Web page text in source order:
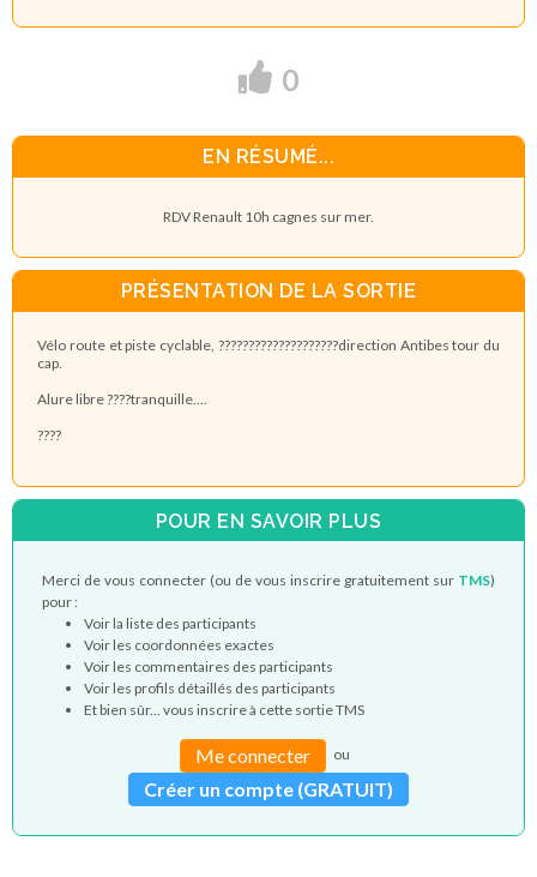
0
EN RÉSUMÉ...
RDV Renault 10h cagnes sur mer.
PRÉSENTATION DE LA SORTIE
Vélo route et piste cyclable, ????????????????????direction Antibes tour du
cap.
Alure libre ????tranquille....
????
POUR EN SAVOIR PLUS
Merci de vous connecter (ou de vous inscrire gratuitement sur TMS)
pour :
Voir la liste des participants
Voir les coordonnées exactes
Voir les commentaires des participants
Voir les profils détaillés des participants
Et bien sûr... vous inscrire à cette sortie TMS
Me connecter ou
Créer un compte (GRATUIT)